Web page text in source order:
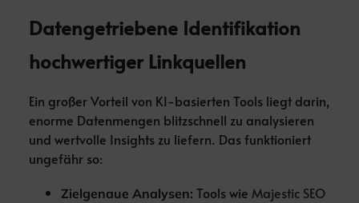
Datengetriebene Identifikation
hochwertiger Linkquellen
Ein großer Vorteil von KI-basierten Tools liegt darin,
enorme Datenmengen blitzschnell zu analysieren
und wertvolle Insights zu liefern. Das funktioniert
ungefähr so:
Zielgenaue Analysen: Tools wie Majestic SEO